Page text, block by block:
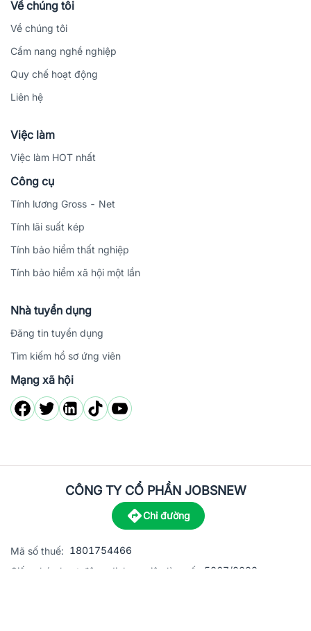
Về chúng tôi
Về chúng tôi
Cẩm nang nghề nghiệp
Quy chế hoạt động
Liên hệ
Việc làm
Việc làm HOT nhất
Công cụ
Tính lương Gross - Net
Tính lãi suất kép
Tính bảo hiểm thất nghiệp
Tính bảo hiểm xã hội một lần
Nhà tuyển dụng
Đăng tin tuyển dụng
Tìm kiếm hồ sơ ứng viên
Mạng xã hội
CÔNG TY CỔ PHẦN JOBSNEW
Chỉ đường
Mã số thuế: 1801754466
Giấy phép hoạt động dịch vụ việc làm số:
5867/2023